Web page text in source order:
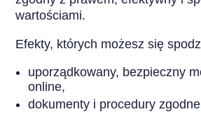
wartościami.
Efekty, których możesz się
uporządkowany, bezpieczny
online,
dokumenty i procedury